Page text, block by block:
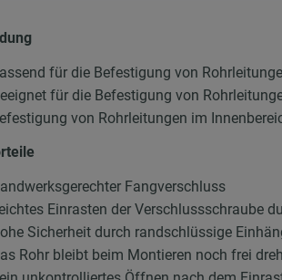
für die Befestigung von
für die Befestigung von
von Rohrleitungen im
Fangverschluss
Einrasten der Verschlussschraube
Sicherheit durch randschlüssige
Rohr bleibt beim Montieren noch frei